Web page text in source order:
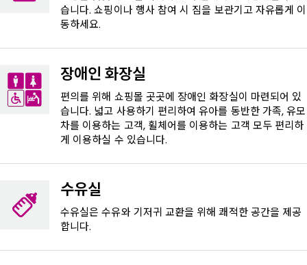
습니다. 쇼핑이나 행사 참여 시 짐을 보관기고 자유롭게 이
동하세요.
장애인 화장실
편의를 위해 쇼핑몰 곳곳에 장애인 화장실이 마련되어 있
습니다. 넓고 사용하기 편리하여 유아를 동반한 가족, 유모
차를 이용하는 고객, 휠체어를 이용하는 고객 모두 편리하
게 이용하실 수 있습니다.
수유실
수유실은 수유와 기저귀 교환을 위해 쾌적한 공간을 제공
합니다.